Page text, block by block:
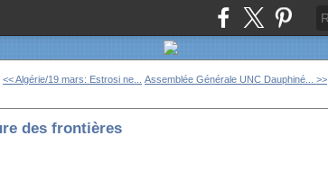
<< Algérie/19 mars: Estrosi ne... Assemblée Générale UNC Dauphiné... >>
des frontières